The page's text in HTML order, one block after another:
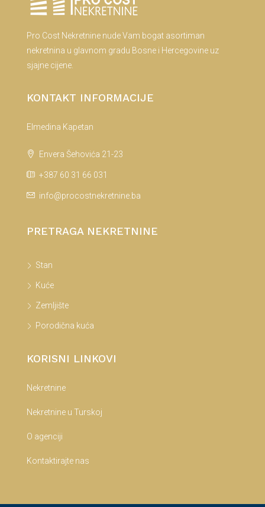
Pro Cost Nekretnine nude Vam bogat asortiman
nekretnina u glavnom gradu Bosne i Hercegovine uz
sjajne cijene.
KONTAKT INFORMACIJE
Elmedina Kapetan
Envera Šehovića 21-23
+387 60 31 66 031
info@procostnekretnine.ba
PRETRAGA NEKRETNINE
Stan
Kuće
Zemljište
Porodična kuća
KORISNI LINKOVI
Nekretnine
Nekretnine u Turskoj
O agenciji
Kontaktirajte nas